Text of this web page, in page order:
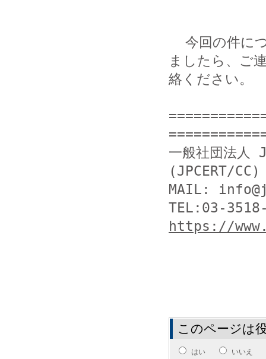
ましたら、ご
絡ください。
一般社団法人
(JPCERT/CC)
MAIL:
https://
このページは
はい いいえ